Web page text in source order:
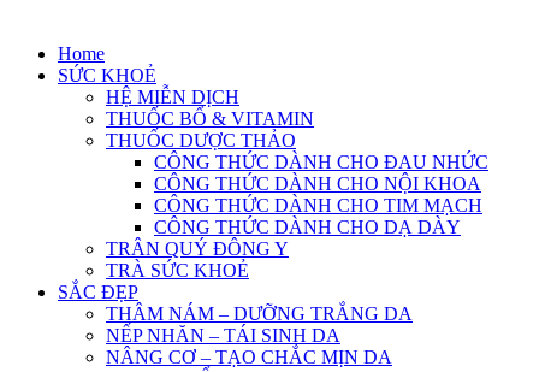
Home
SỨC KHOẺ
HỆ MIỄN DỊCH
THUỐC BỔ & VITAMIN
THUỐC DƯỢC THẢO
CÔNG THỨC DÀNH CHO ĐAU NHỨC
CÔNG THỨC DÀNH CHO NỘI KHOA
CÔNG THỨC DÀNH CHO TIM MẠCH
CÔNG THỨC DÀNH CHO DẠ DÀY
TRÂN QUÝ ĐÔNG Y
TRÀ SỨC KHOẺ
SẮC ĐẸP
THÂM NÁM – DƯỠNG TRẮNG DA
NẾP NHĂN – TÁI SINH DA
NÂNG CƠ – TẠO CHẮC MỊN DA